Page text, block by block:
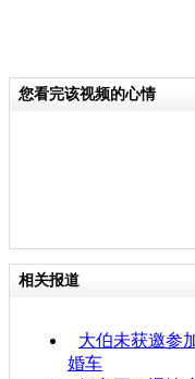
您看完该视频的心情
相关报道
大伯未获邀参
婚车